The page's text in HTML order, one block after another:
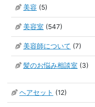
美容 (5)
美容室 (547)
美容師について (7)
髪のお悩み相談室 (3)
ヘアセット (12)